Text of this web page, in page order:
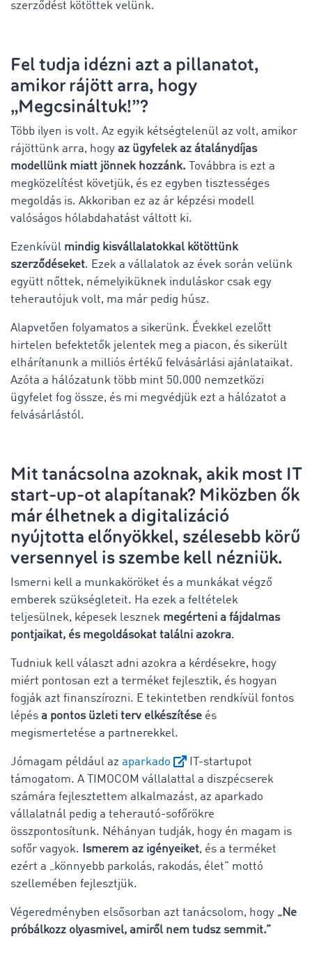
szerződést kötöttek velünk.
Fel tudja idézni azt a pillanatot,
amikor rájött arra, hogy
„Megcsináltuk!”?
Több ilyen is volt. Az egyik kétségtelenül az volt, amikor
rájöttünk arra, hogy az ügyfelek az átalánydíjas
modellünk miatt jönnek hozzánk. Továbbra is ezt a
megközelítést követjük, és ez egyben tisztességes
megoldás is. Akkoriban ez az ár képzési modell
valóságos hólabdahatást váltott ki.
Ezenkívül mindig kisvállalatokkal kötöttünk
szerződéseket. Ezek a vállalatok az évek során velünk
együtt nőttek, némelyiküknek induláskor csak egy
teherautójuk volt, ma már pedig húsz.
Alapvetően folyamatos a sikerünk. Évekkel ezelőtt
hirtelen befektetők jelentek meg a piacon, és sikerült
elhárítanunk a milliós értékű felvásárlási ajánlataikat.
Azóta a hálózatunk több mint 50.000 nemzetközi
ügyfelet fog össze, és mi megvédjük ezt a hálózatot a
felvásárlástól.
Mit tanácsolna azoknak, akik most IT
start-up-ot alapítanak? Miközben ők
már élhetnek a digitalizáció
nyújtotta előnyökkel, szélesebb körű
versennyel is szembe kell nézniük.
Ismerni kell a munkaköröket és a munkákat végző
emberek szükségleteit. Ha ezek a feltételek
teljesülnek, képesek lesznek megérteni a fájdalmas
pontjaikat, és megoldásokat találni azokra.
Tudniuk kell választ adni azokra a kérdésekre, hogy
miért pontosan ezt a terméket fejlesztik, és hogyan
fogják azt finanszírozni. E tekintetben rendkívül fontos
lépés a pontos üzleti terv elkészítése és
megismertetése a partnerekkel.
Jómagam például az aparkado
IT-startupot
támogatom. A TIMOCOM vállalattal a diszpécserek
számára fejlesztettem alkalmazást, az aparkado
vállalatnál pedig a teherautó-sofőrökre
összpontosítunk. Néhányan tudják, hogy én magam is
sofőr vagyok.
Ismerem az igényeiket, és a terméket
ezért a „könnyebb parkolás, rakodás, élet” mottó
szellemében fejlesztjük.
Végeredményben elsősorban azt tanácsolom, hogy „Ne
próbálkozz olyasmivel, amiről nem tudsz semmit.”